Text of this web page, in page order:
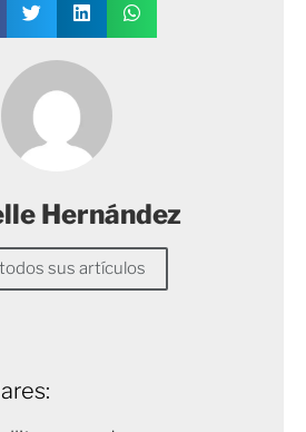
Hernández
sus artículos